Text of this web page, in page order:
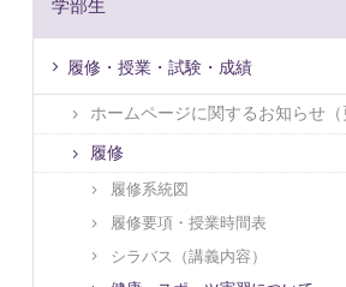
学部生
履修・授業・試験・成績
ホームページに関するお知らせ（
履修
履修系統図
履修要項・授業時間表
シラバス（講義内容）